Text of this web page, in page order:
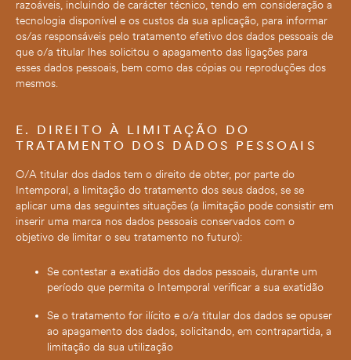
razoáveis, incluindo de carácter técnico, tendo em consideração a
tecnologia disponível e os custos da sua aplicação, para informar
os/as responsáveis pelo tratamento efetivo dos dados pessoais de
que o/a titular lhes solicitou o apagamento das ligações para
esses dados pessoais, bem como das cópias ou reproduções dos
mesmos.
E. DIREITO À LIMITAÇÃO DO
TRATAMENTO DOS DADOS PESSOAIS
O/A titular dos dados tem o direito de obter, por parte do
Intemporal, a limitação do tratamento dos seus dados, se se
aplicar uma das seguintes situações (a limitação pode consistir em
inserir uma marca nos dados pessoais conservados com o
objetivo de limitar o seu tratamento no futuro):
Se contestar a exatidão dos dados pessoais, durante um
período que permita o Intemporal verificar a sua exatidão
Se o tratamento for ilícito e o/a titular dos dados se opuser
ao apagamento dos dados, solicitando, em contrapartida, a
limitação da sua utilização